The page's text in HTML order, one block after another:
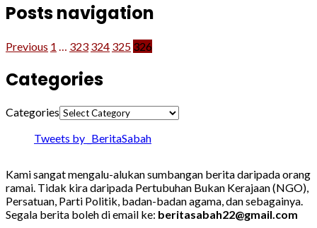
Posts navigation
Previous 1 323 324 325 326
Categories
Categories
Tweets by _BeritaSabah
Kami sangat mengalu-alukan sumbangan berita daripada orang
ramai. Tidak kira daripada Pertubuhan Bukan Kerajaan (NGO),
Persatuan, Parti Politik, badan-badan agama, dan sebagainya.
Segala berita boleh di email ke: beritasabah22@gmail.com